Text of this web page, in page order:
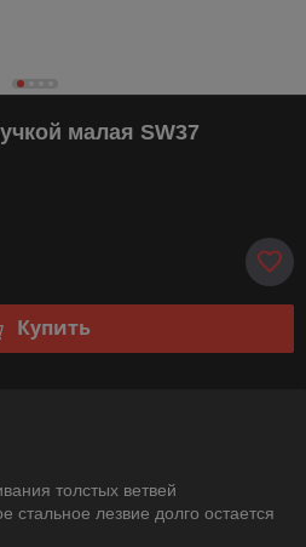
малая SW37
Купить
толстых ветвей
лезвие долго остается